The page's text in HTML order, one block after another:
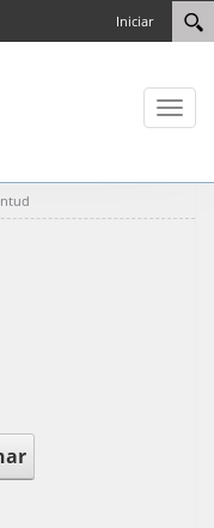
Iniciar
Toggle